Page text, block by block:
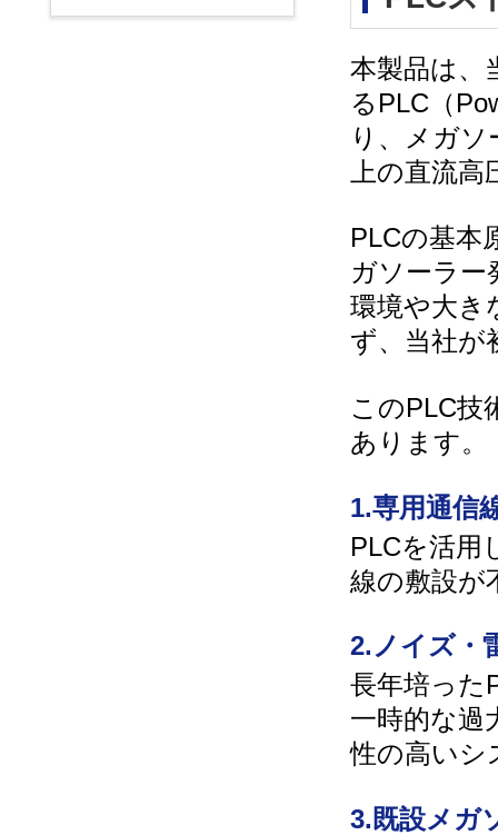
本製品は、
るPLC（
り、メガ
上の直流
PLCの基本
ガソーラー
環境や大き
ず、当社が
このPLC技
あります。
1.専用通信
PLCを活用
線の敷設が
2.ノイズ・
長年培った
一時的な過
性の高いシ
3.既設メガ